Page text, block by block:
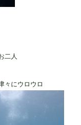
二人
々にウロウロ